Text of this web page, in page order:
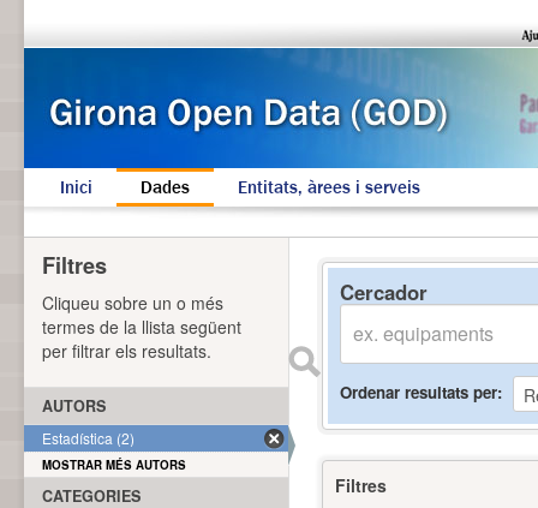
Inici Dades Entitats, àrees i serveis
Cercador
Ordenar resultats per
Filtres
Filtres
Cliqueu sobre un o més
termes de la llista següent
per filtrar els resultats.
AUTORS
Estadística (2)
MOSTRAR MÉS AUTORS
CATEGORIES